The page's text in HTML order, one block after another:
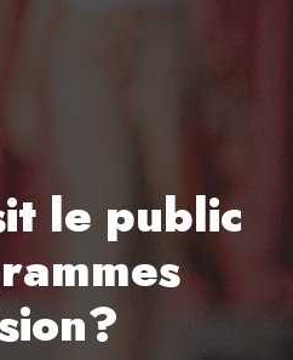
le public